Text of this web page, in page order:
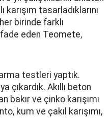
tasarladıklarını
birinde farklı
eden Teomete,
testleri yaptık.
çıkardık. Akıllı beton
bakır ve çinko karışımı
kum ve çakıl karışımı,